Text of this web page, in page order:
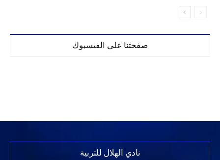
صفحتنا على الفيسبوك
نادي الهلال للتربية